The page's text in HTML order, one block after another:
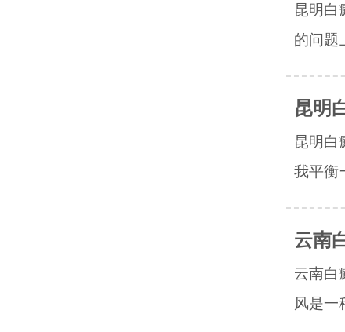
昆明白
的问题
昆明
昆明白
我平衡
云南
云南白
风是一